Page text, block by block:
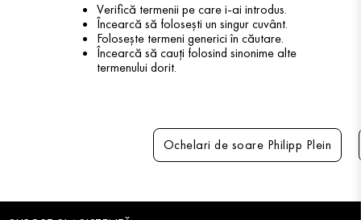
Verifică termenii pe care i-ai introdus.
Încearcă să folosești un singur cuvânt.
Folosește termeni generici în căutare.
Încearcă să cauți folosind sinonime alte
termenului dorit.
Ochelari de soare Philipp Plein